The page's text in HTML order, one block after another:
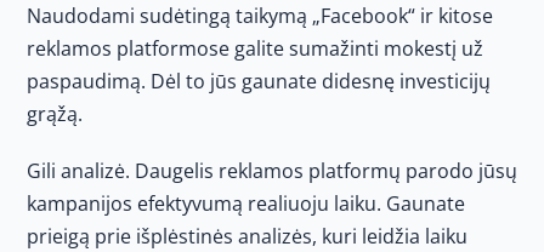
Naudodami sudėtingą taikymą „Facebook“ ir kitose
reklamos platformose galite sumažinti mokestį už
paspaudimą. Dėl to jūs gaunate didesnę investicijų
grąžą.
Gili analizė. Daugelis reklamos platformų parodo jūsų
kampanijos efektyvumą realiuoju laiku. Gaunate
prieigą prie išplėstinės analizės, kuri leidžia laiku